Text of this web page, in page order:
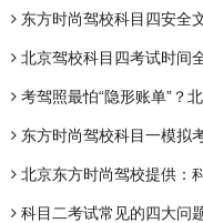
东方时尚驾校科目四安全
北京驾校科目四考试时间
考驾照最怕“隐形账单”？
东方时尚驾校科目一模拟
北京东方时尚驾校提供：
科目二考试常见的四大问